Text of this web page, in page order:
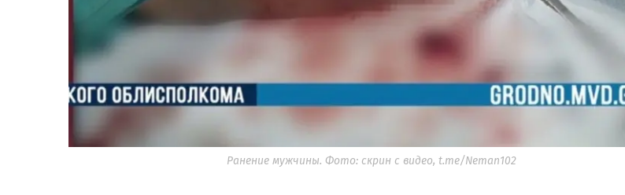
Ранение мужчины. Фото: скрин с видео, t.me/Neman102